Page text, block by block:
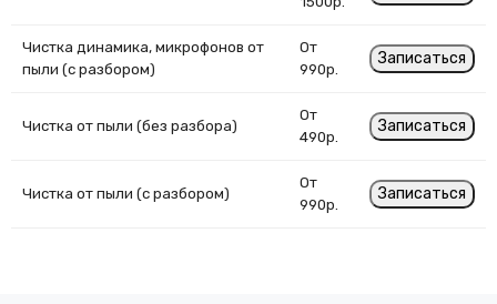
Чистка динамика, микрофонов от
пыли (с разбором)
От
990р.
Записаться
Чистка от пыли (без разбора)
От
490р.
Записаться
Чистка от пыли (с разбором)
От
990р.
Записаться